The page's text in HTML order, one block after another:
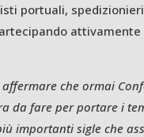
portuali,
che ormai
da fare per portare i
importanti sigle che